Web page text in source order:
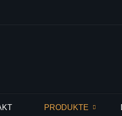
PRODUKTE